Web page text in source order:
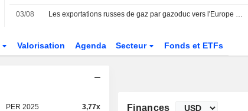
03/08 Les exportations russes de gaz par gazoduc vers l'Europe ont reculé de 5,2 % sur un an en juillet, selon les données
Valorisation Agenda Secteur Fonds et ETFs
PER 2025 3,77x Finances